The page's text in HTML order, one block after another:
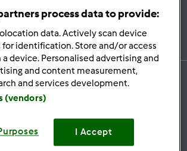
do naszego newslettera
process data to provide:
data. Actively scan device
identification. Store and/or access
device. Personalised advertising and
and content measurement,
and services development.
(vendors)
I Accept